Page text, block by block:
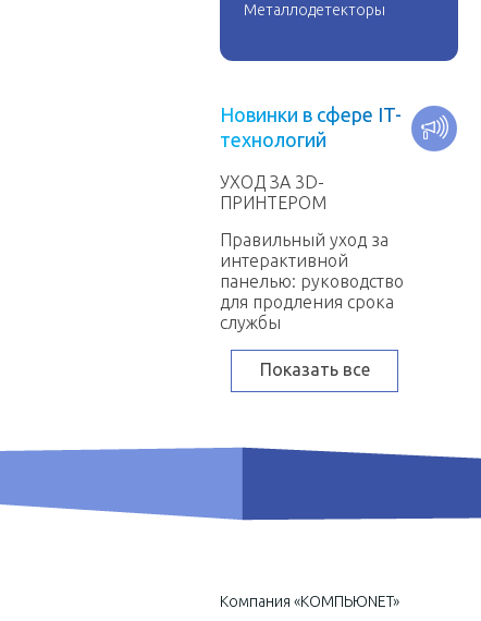
Металлодетекторы
Новинки в сфере IT-
технологий
УХОД ЗА 3D-
ПРИНТЕРОМ
Правильный уход за
интерактивной
панелью: руководство
для продления срока
службы
Показать все
Компания «КОМПЬЮNET»